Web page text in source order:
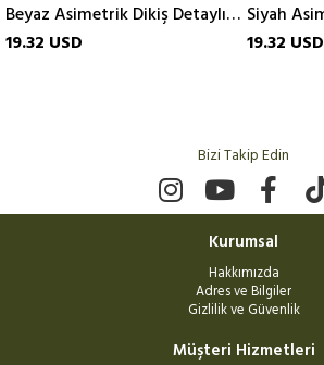
Beyaz Asimetrik Dikiş Detaylı Kayık Yaka Erkek Tişört
19.32 USD
19.32 USD
Bizi Takip Edin
Kurumsal
Hakkımızda
Adres ve Bilgiler
Gizlilik ve Güvenlik
Müşteri Hizmetleri